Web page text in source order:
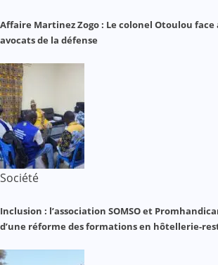
Affaire Martinez Zogo : Le colonel Otoulou face
avocats de la défense
Société
Inclusion : l’association SOMSO et
d’une réforme des formations en hôtellerie-